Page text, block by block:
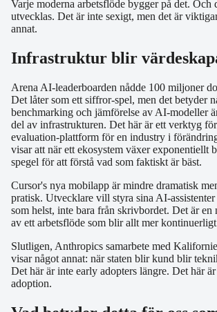
Varje moderna arbetsflöde bygger på det. Och
utvecklas. Det är inte sexigt, men det är
annat.
Infrastruktur blir
Arena AI-leaderboarden nådde 100 miljoner
Det låter som ett siffror-spel, men det betyder
benchmarking och jämförelse av AI-modeller
del av infrastrukturen. Det här är ett verktyg
evaluation-plattform för en industry i
visar att när ett ekosystem växer exponentiellt
spegel för att förstå vad som faktiskt är bäst.
Cursor's nya mobilapp är mindre dramatisk
pratisk. Utvecklare vill styra sina AI-
som helst, inte bara från skrivbordet. Det är
av ett arbetsflöde som blir allt mer
Slutligen, Anthropics samarbete med
visar något annat: när staten blir kund blir
Det här är inte early adopters längre. Det här
adoption.